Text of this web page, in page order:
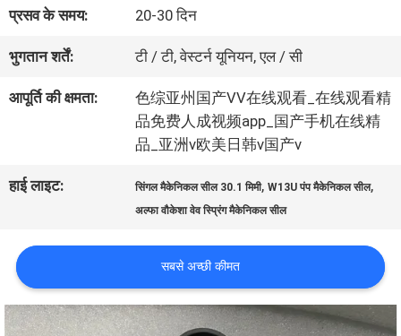
गुणवत्ता
नियंत्रण
उद्धरण
की
प्रसव के समय: 20-30 दिन
भुगतान शर्तें: टी / टी, वेस्टर्न यूनियन, एल / सी
आपूर्ति की क्षमता:
色综亚州国产VⅤ在线观看_在线观看精
品免费人成视频app_国产手机在线精
品_亚洲v欧美日韩v国产v
हाई लाइट: सिंगल मैकेनिकल सील 30.1 मिमी,W13U पंप मैकेनिकल सील,
अल्फा वौकेशा वेव स्प्रिंग मैकेनिकल सील
सबसे अच्छी कीमत